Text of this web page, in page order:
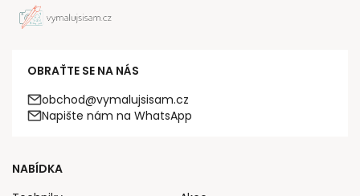
OBRAŤTE SE NA NÁS
obchod@vymalujsisam.cz
Napište nám na WhatsApp
NABÍDKA